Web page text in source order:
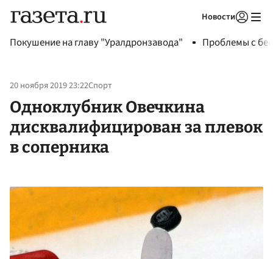
Новости
Покушение на главу "Уралдронзавода" Проблемы с
20 ноября 2019 23:22Спорт
Одноклубник Овечкина
дисквалифицирован за плевок
в соперника